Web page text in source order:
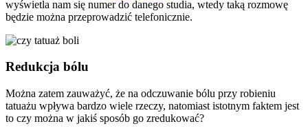
wyświetla nam się numer do danego studia, wtedy taką rozmowę
będzie można przeprowadzić telefonicznie.
Redukcja bólu
Można zatem zauważyć, że na odczuwanie bólu przy robieniu
tatuażu wpływa bardzo wiele rzeczy, natomiast istotnym faktem jest
to czy można w jakiś sposób go zredukować?